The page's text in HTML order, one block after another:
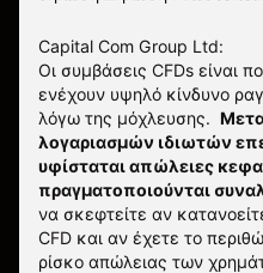
Capital Com Group Ltd:
Οι συμβάσεις CFDs είναι
ενέχουν υψηλό κίνδυνο
λόγω της μόχλευσης.
λογαριασμών ιδιωτών
υφίσταται απώλειες
πραγματοποιούνται
να σκεφτείτε αν
CFD και αν έχετε το
ρίσκο απώλειας των